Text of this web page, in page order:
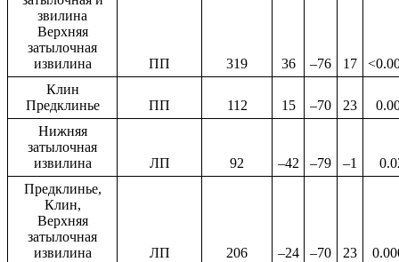
звилина
Верхняя
затылочная
извилина
ПП 319 36 –76 17
Клин
Предклинье
ПП 112 15 –70 23
Нижняя
затылочная
извилина
ЛП 92 –42 –79 –1
Предклинье,
Клин,
Верхняя
затылочная
извилина
ЛП 206 –24 –70 23